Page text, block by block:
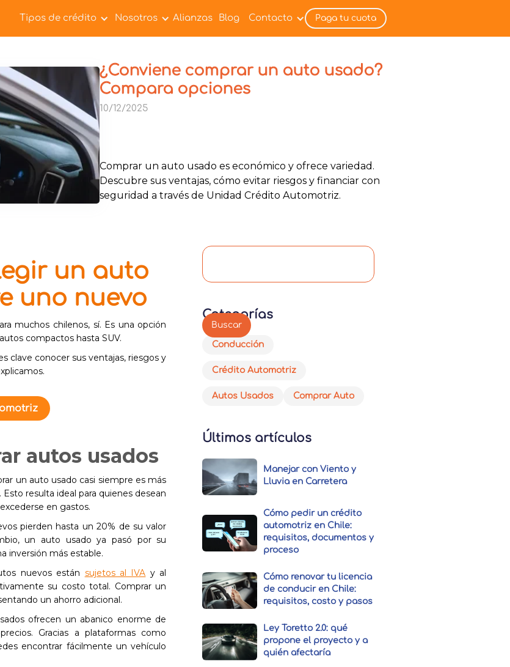
Tipos de crédito Nosotros Alianzas Blog Contacto Paga tu cuota
¿Conviene comprar un auto usado?
Compara opciones
10/12/2025
Comprar un auto usado es económico y ofrece variedad.
Descubre sus ventajas, cómo evitar riesgos y financiar con
seguridad a través de Unidad Crédito Automotriz.
un auto
uno nuevo
muchos chilenos, sí. Es una opción
compactos hasta SUV.
clave conocer sus ventajas, riesgos y
autos usados
un auto usado casi siempre es más
resulta ideal para quienes desean
en gastos.
pierden hasta un 20% de su valor
un auto usado ya pasó por su
inversión más estable.
nuevos están sujetos al IVA y al
su costo total. Comprar un
un ahorro adicional.
ofrecen un abanico enorme de
Gracias a plataformas como
encontrar fácilmente un vehículo
Categorías
Conducción
Crédito Automotriz
Autos Usados Comprar Auto
Últimos artículos
Manejar con Viento y
Lluvia en Carretera
Cómo pedir un crédito
automotriz en Chile:
requisitos, documentos y
proceso
Cómo renovar tu licencia
de conducir en Chile:
requisitos, costo y pasos
Ley Toretto 2.0: qué
propone el proyecto y a
quién afectaría